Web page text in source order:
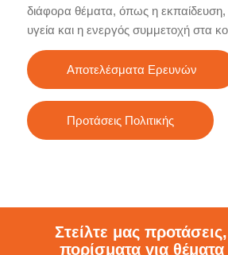
διάφορα θέματα, όπως η
υγεία και η ενεργός συμμετοχή στα
Αποτελέσματα Ερευνών
Προτάσεις Πολιτικής
Στείλτε μας
πορίσματα για θέματα